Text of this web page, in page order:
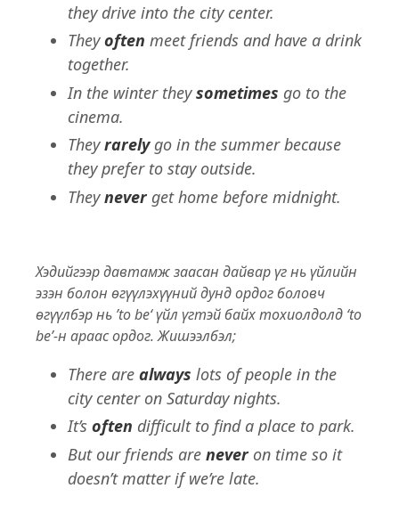
they drive into the city center.
Theyoften meet friends and have a drink
together.
In the winter theysometimes go to the
cinema.
Theyrarelygo in the summer because
they prefer to stay outside.
Theynever get home before midnight.
Хэдийгээр давтамж заасан дайвар үг нь үйлийн
эзэн болон өгүүлэхүүний дунд ордог боловч
өгүүлбэр нь ’to be‘ үйл үгтэй байх тохиолдолд ‘to
be’-н араас ордог. Жишээлбэл;
There are always lots of people in the
city center on Saturday nights.
It’s often difficult to find a place to park.
But our friends are never on time so it
doesn’t matter if we’re late.